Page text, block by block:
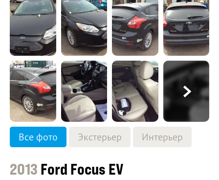
Все фото Экстерьер Интерьер
2013 Ford Focus EV